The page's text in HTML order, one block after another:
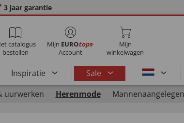
3 jaar garantie
catalogus
bestellen
Mijn EUROtops-
Account
Mijn
winkelwagen
Inspiratie
Sale
uurwerken Herenmode